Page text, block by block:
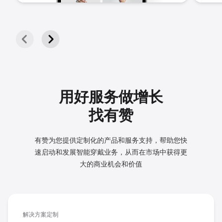
用好服务做增长
找有赞
有赞为您提供定制化的产品和服务支持，帮助您快
速启动和发展智能穿戴业务，从而在市场中获得更
大的商业机会和价值
解决方案定制